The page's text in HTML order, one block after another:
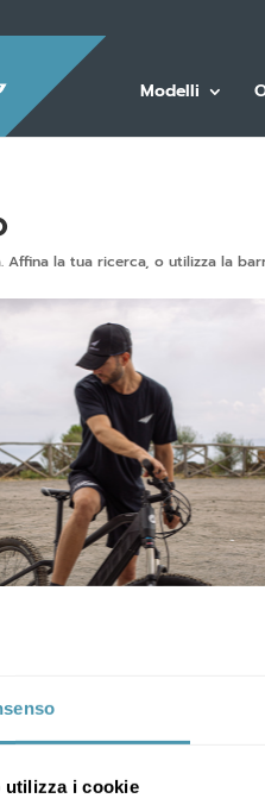
utilizza i cookie
Modelli
la tua ricerca, o utilizza la